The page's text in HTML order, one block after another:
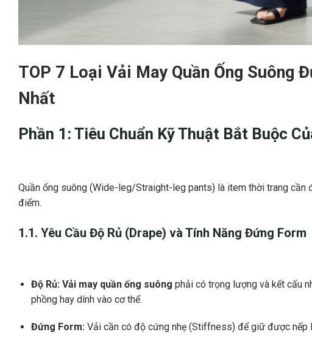
TOP 7 Loại Vải May Quần Ống Suông
Nhất
Phần 1: Tiêu Chuẩn Kỹ Thuật Bắt Buộc
Quần ống suông (Wide-leg/Straight-leg pants) là item thời trang cần
điểm.
1.1. Yêu Cầu Độ Rủ (Drape) và Tính Năng Đứng Form
Độ Rủ: Vải may quần ống suông phải có trọng lượng và kết cấu
phồng hay dính vào cơ thể.
Đứng Form:Vải cần có độ cứng nhẹ (Stiffness) để giữ được nếp